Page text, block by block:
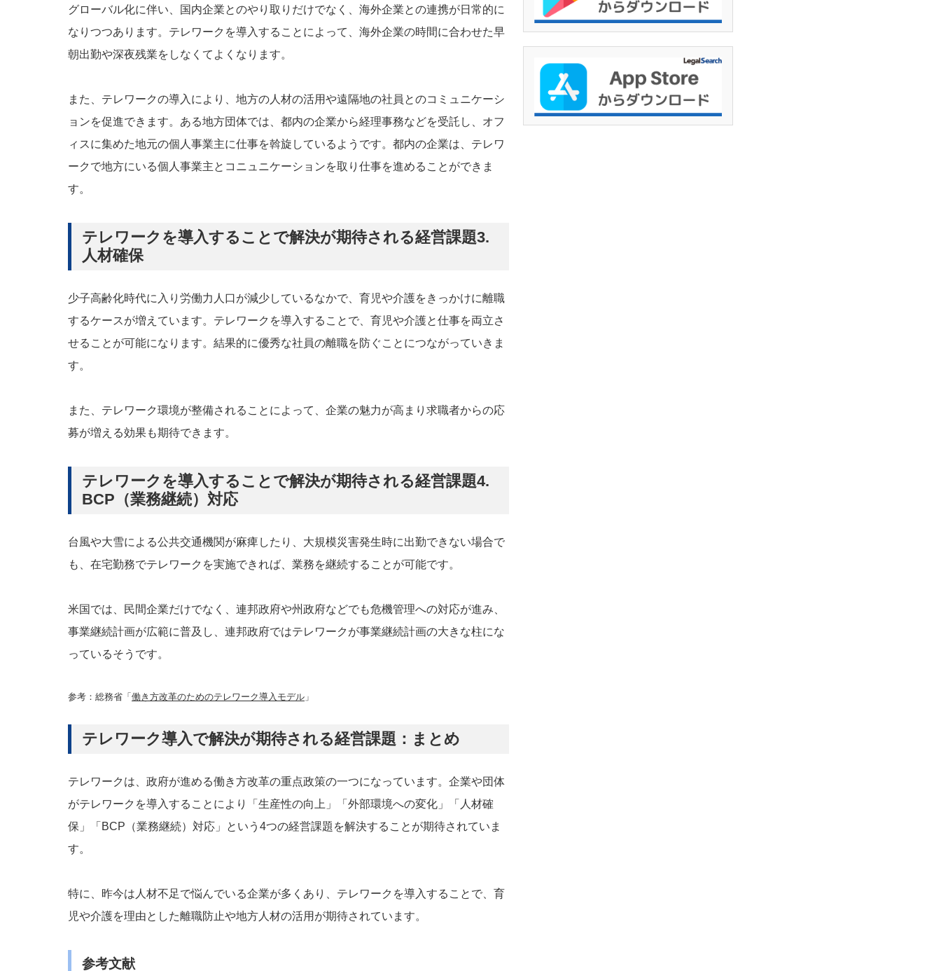
グローバル化に伴い、国内企業とのやり取りだけでなく、海外企業との連携が日常的に
なりつつあります。テレワークを導入することによって、海外企業の時間に合わせた早
朝出勤や深夜残業をしなくてよくなります。
また、テレワークの導入により、地方の人材の活用や遠隔地の社員とのコミュニケーシ
ョンを促進できます。ある地方団体では、都内の企業から経理事務などを受託し、オフ
ィスに集めた地元の個人事業主に仕事を斡旋しているようです。都内の企業は、テレワ
ークで地方にいる個人事業主とコニュニケーションを取り仕事を進めることができま
す。
テレワークを導入することで解決が期待される経営課題3.
人材確保
少子高齢化時代に入り労働力人口が減少しているなかで、育児や介護をきっかけに離職
するケースが増えています。テレワークを導入することで、育児や介護と仕事を両立さ
せることが可能になります。結果的に優秀な社員の離職を防ぐことにつながっていきま
す。
また、テレワーク環境が整備されることによって、企業の魅力が高まり求職者からの応
募が増える効果も期待できます。
テレワークを導入することで解決が期待される経営課題4.
BCP（業務継続）対応
台風や大雪による公共交通機関が麻痺したり、大規模災害発生時に出勤できない場合で
も、在宅勤務でテレワークを実施できれば、業務を継続することが可能です。
米国では、民間企業だけでなく、連邦政府や州政府などでも危機管理への対応が進み、
事業継続計画が広範に普及し、連邦政府ではテレワークが事業継続計画の大きな柱にな
っているそうです。
参考：総務省「 働き方改革のためのテレワーク導入モデル 」
テレワーク導入で解決が期待される経営課題：まとめ
テレワークは、政府が進める働き方改革の重点政策の一つになっています。企業や団体
がテレワークを導入することにより「生産性の向上」「外部環境への変化」「人材確
保」「BCP（業務継続）対応」という4つの経営課題を解決することが期待されていま
す。
特に、昨今は人材不足で悩んでいる企業が多くあり、テレワークを導入することで、育
児や介護を理由とした離職防止や地方人材の活用が期待されています。
参考文献